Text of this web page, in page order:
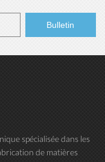
spécialisée dans les
de matières